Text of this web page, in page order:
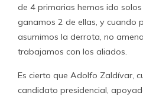
de 4 primarias hemos ido
ganamos 2 de ellas, y cuando
asumimos la derrota, no
trabajamos con los aliados.
Es cierto que Adolfo Zaldívar,
candidato presidencial,